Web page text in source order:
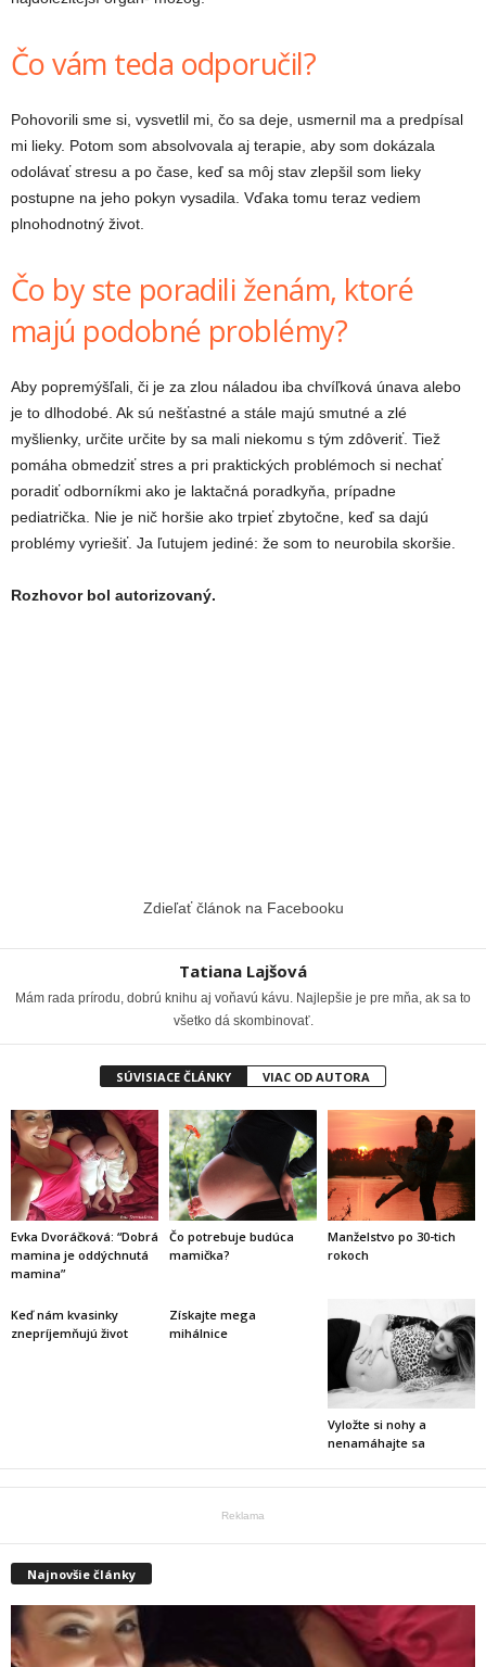
Čo vám teda odporučil?
Pohovorili sme si, vysvetlil mi, čo sa deje, usmernil ma a predpísal
mi lieky. Potom som absolvovala aj terapie, aby som dokázala
odolávať stresu a po čase, keď sa môj stav zlepšil som lieky
postupne na jeho pokyn vysadila. Vďaka tomu teraz vediem
plnohodnotný život.
Čo by ste poradili ženám, ktoré
majú podobné problémy?
Aby popremýšľali, či je za zlou náladou iba chvíľková únava alebo
je to dlhodobé. Ak sú nešťastné a stále majú smutné a zlé
myšlienky, určite určite by sa mali niekomu s tým zdôveriť. Tiež
pomáha obmedziť stres a pri praktických problémoch si nechať
poradiť odborníkmi ako je laktačná poradkyňa, prípadne
pediatrička. Nie je nič horšie ako trpieť zbytočne, keď sa dajú
problémy vyriešiť. Ja ľutujem jediné: že som to neurobila skoršie.
Rozhovor bol autorizovaný.
Zdieľať článok na Facebooku
Tatiana Lajšová
Mám rada prírodu, dobrú knihu aj voňavú kávu. Najlepšie je pre mňa, ak sa to
všetko dá skombinovať.
SÚVISIACE ČLÁNKY VIAC OD AUTORA
Evka Dvoráčková: “Dobrá
mamina je oddýchnutá
mamina”
Čo potrebuje budúca
mamička?
Manželstvo po 30-tich
rokoch
Keď nám kvasinky
znepríjemňujú život
Získajte mega
mihálnice
Vyložte si nohy a
nenamáhajte sa
Reklama
Najnovšie články